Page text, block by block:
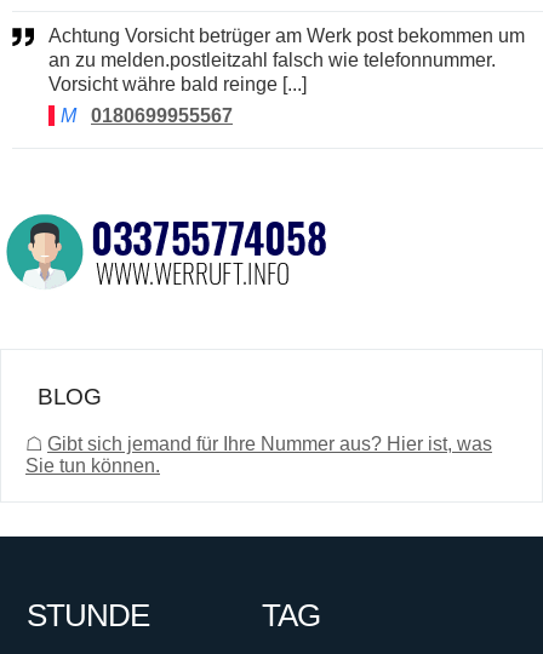
Achtung Vorsicht betrüger am Werk post bekommen um
an zu melden.postleitzahl falsch wie telefonnummer.
Vorsicht währe bald reinge [...]
M
0180699955567
BLOG
☖ Gibt sich jemand für Ihre Nummer aus? Hier ist, was
Sie tun können.
STUNDE TAG